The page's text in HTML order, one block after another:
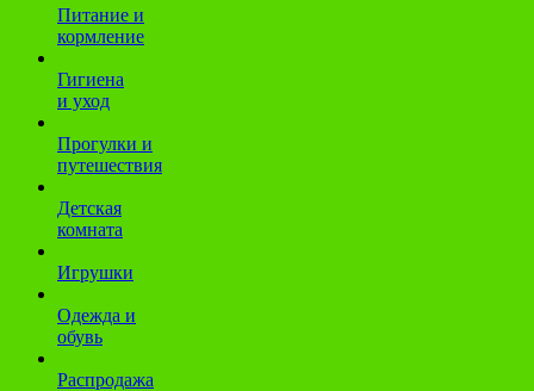
Питание и
кормление
Гигиена
и уход
Прогулки и
путешествия
Детская
комната
Игрушки
Одежда и
обувь
Распродажа